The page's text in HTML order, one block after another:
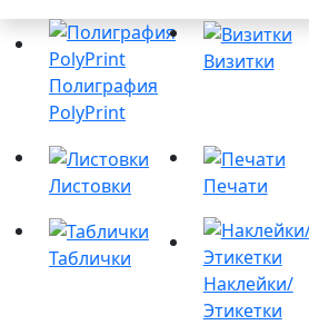
Полиграфия
PolyPrint
Визитки
Листовки Печати
Таблички
Наклейки/
Этикетки